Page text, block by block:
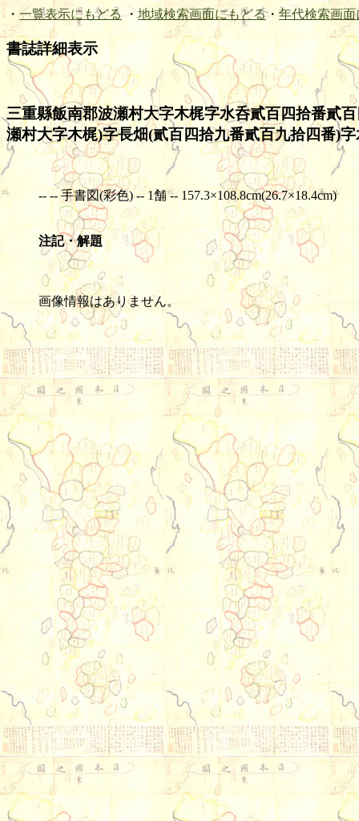
・ 一覧表示にもどる ・ 地域検索画面にもどる・ 年代検索画面
書誌詳細表示
三重縣飯南郡波瀬村大字木梶字水呑貳百四拾番貳
瀬村大字木梶)字長畑(貳百四拾九番貳百九拾四番)
-- -- 手書図(彩色) -- 1舗 -- 157.3×108.8cm(26.7×18.4cm)
注記・解題
画像情報はありません。